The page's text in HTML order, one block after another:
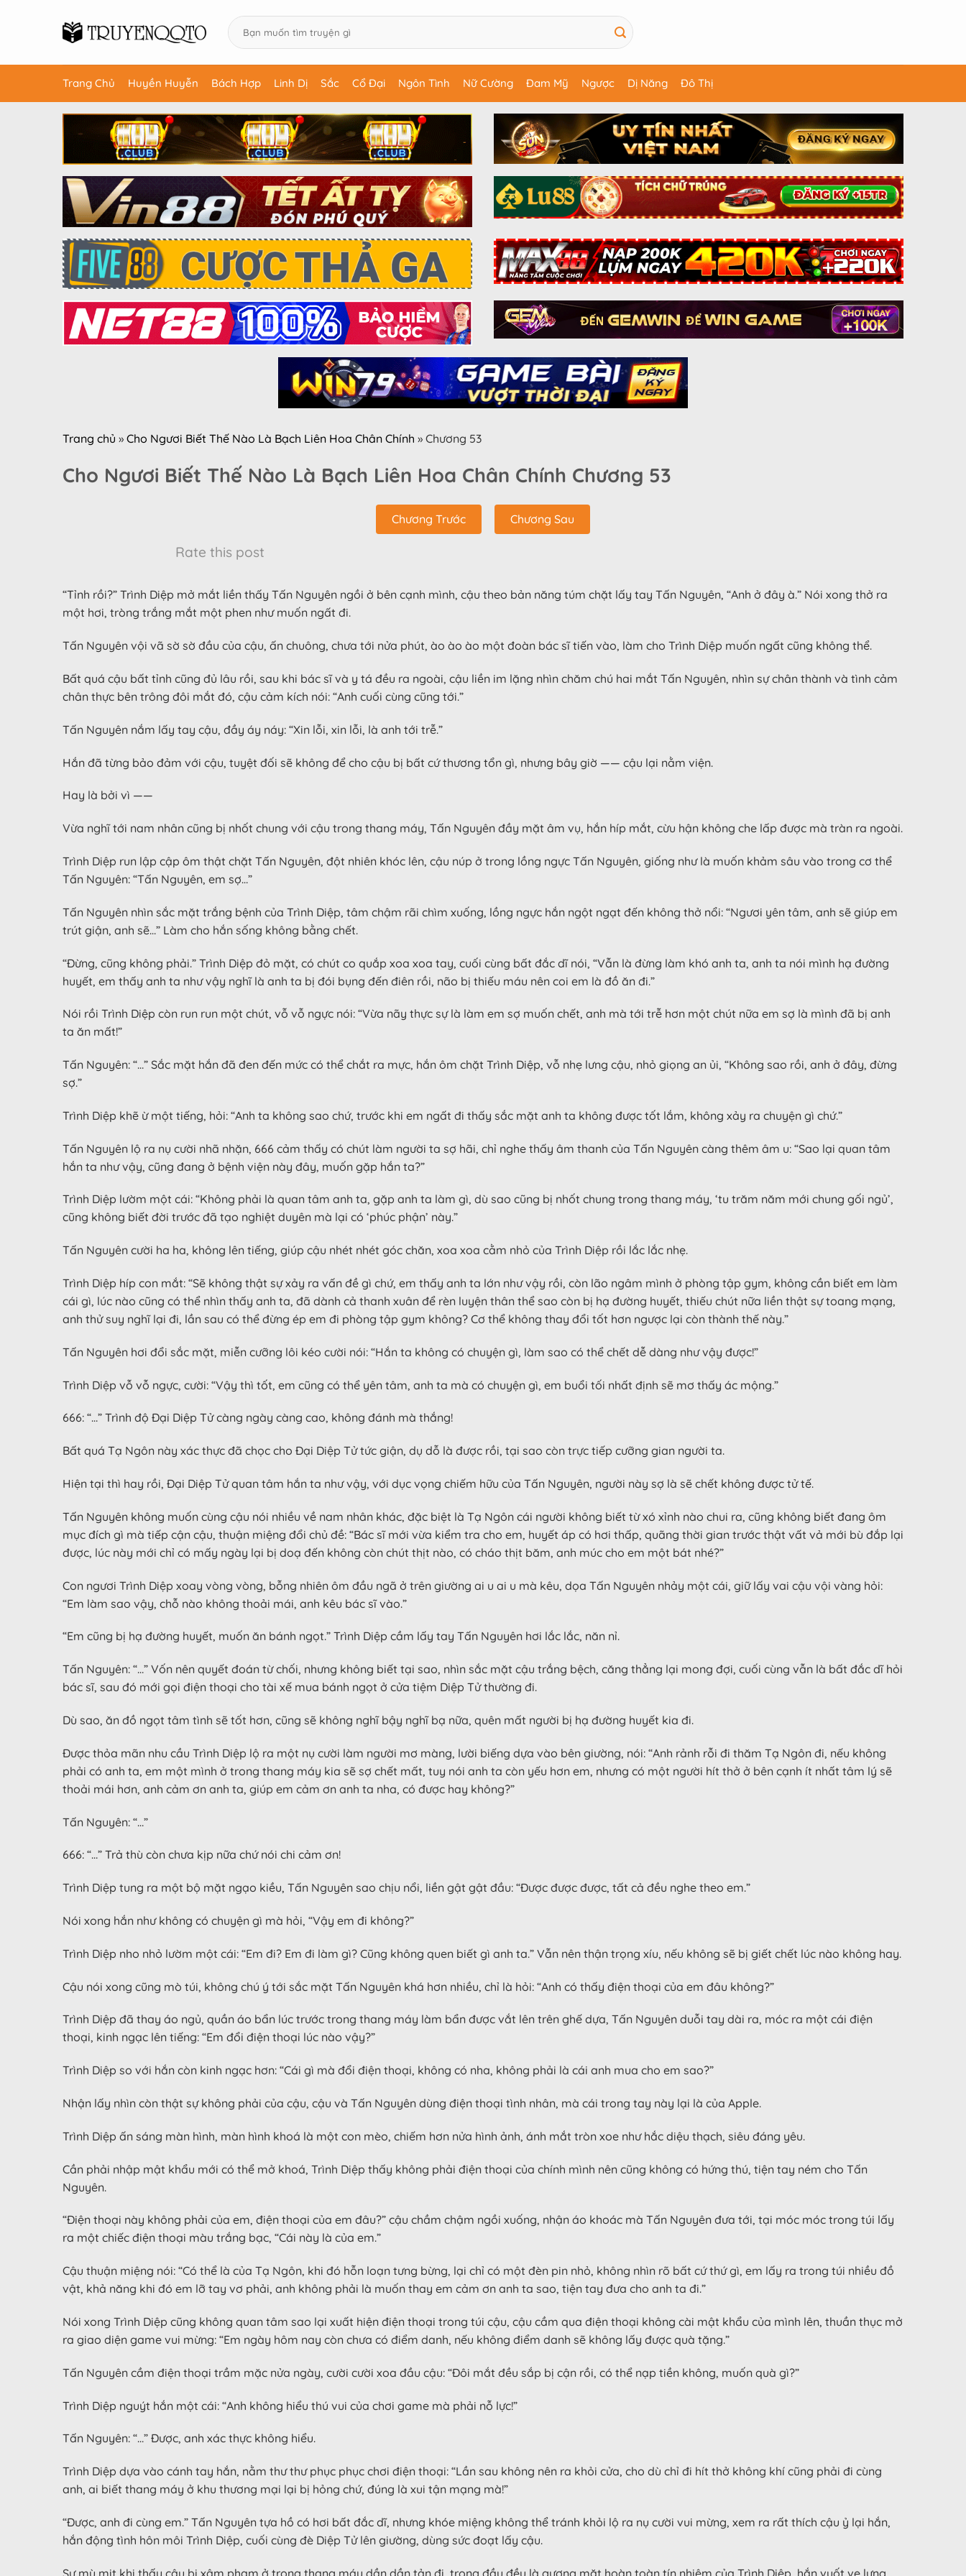
Trang Chủ Huyền Huyễn Bách Hợp Linh Dị Sắc Cổ Đại Ngôn Tình Nữ Cường Đam Mỹ Ngược Dị Năng Đô Thị
Trang chủ » Cho Ngươi Biết Thế Nào Là Bạch Liên Hoa Chân Chính » Chương 53
Cho Ngươi Biết Thế Nào Là Bạch Liên Hoa Chân Chính Chương 53
Chương Trước Chương Sau
Rate this post
“Tỉnh rồi?” Trình Diệp mở mắt liền thấy Tấn Nguyên ngồi ở bên cạnh mình, cậu theo bản năng túm chặt lấy tay Tấn Nguyên, “Anh ở đây à.” Nói xong thở ra
một hơi, tròng trắng mắt một phen như muốn ngất đi.
Tấn Nguyên vội vã sờ sờ đầu của cậu, ấn chuông, chưa tới nửa phút, ào ào ào một đoàn bác sĩ tiến vào, làm cho Trình Diệp muốn ngất cũng không thể.
Bất quá cậu bất tỉnh cũng đủ lâu rồi, sau khi bác sĩ và y tá đều ra ngoài, cậu liền im lặng nhìn chăm chú hai mắt Tấn Nguyên, nhìn sự chân thành và tình cảm
chân thực bên trông đôi mắt đó, cậu cảm kích nói: “Anh cuối cùng cũng tới.”
Tấn Nguyên nắm lấy tay cậu, đầy áy náy: “Xin lỗi, xin lỗi, là anh tới trễ.”
Hắn đã từng bảo đảm với cậu, tuyệt đối sẽ không để cho cậu bị bất cứ thương tổn gì, nhưng bây giờ —— cậu lại nằm viện.
Hay là bởi vì ——
Vừa nghĩ tới nam nhân cũng bị nhốt chung với cậu trong thang máy, Tấn Nguyên đầy mặt âm vụ, hắn híp mắt, cừu hận không che lấp được mà tràn ra ngoài.
Trình Diệp run lập cập ôm thật chặt Tấn Nguyên, đột nhiên khóc lên, cậu núp ở trong lồng ngực Tấn Nguyên, giống như là muốn khảm sâu vào trong cơ thể
Tấn Nguyên: “Tấn Nguyên, em sợ…”
Tấn Nguyên nhìn sắc mặt trắng bệnh của Trình Diệp, tâm chậm rãi chìm xuống, lồng ngực hắn ngột ngạt đến không thở nổi: “Ngươi yên tâm, anh sẽ giúp em
trút giận, anh sẽ…” Làm cho hắn sống không bằng chết.
“Đừng, cũng không phải.” Trình Diệp đỏ mặt, có chút co quắp xoa xoa tay, cuối cùng bất đắc dĩ nói, “Vẫn là đừng làm khó anh ta, anh ta nói mình hạ đường
huyết, em thấy anh ta như vậy nghĩ là anh ta bị đói bụng đến điên rồi, não bị thiếu máu nên coi em là đồ ăn đi.”
Nói rồi Trình Diệp còn run run một chút, vỗ vỗ ngực nói: “Vừa nãy thực sự là làm em sợ muốn chết, anh mà tới trễ hơn một chút nữa em sợ là mình đã bị anh
ta ăn mất!”
Tấn Nguyên: “…” Sắc mặt hắn đã đen đến mức có thể chắt ra mực, hắn ôm chặt Trình Diệp, vỗ nhẹ lưng cậu, nhỏ giọng an ủi, “Không sao rồi, anh ở đây, đừng
sợ.”
Trình Diệp khẽ ừ một tiếng, hỏi: “Anh ta không sao chứ, trước khi em ngất đi thấy sắc mặt anh ta không được tốt lắm, không xảy ra chuyện gì chứ.”
Tấn Nguyên lộ ra nụ cười nhã nhặn, 666 cảm thấy có chút làm người ta sợ hãi, chỉ nghe thấy âm thanh của Tấn Nguyên càng thêm âm u: “Sao lại quan tâm
hắn ta như vậy, cũng đang ở bệnh viện này đây, muốn gặp hắn ta?”
Trình Diệp lườm một cái: “Không phải là quan tâm anh ta, gặp anh ta làm gì, dù sao cũng bị nhốt chung trong thang máy, ‘tu trăm năm mới chung gối ngủ’,
cũng không biết đời trước đã tạo nghiệt duyên mà lại có ‘phúc phận’ này.”
Tấn Nguyên cười ha ha, không lên tiếng, giúp cậu nhét nhét góc chăn, xoa xoa cằm nhỏ của Trình Diệp rồi lắc lắc nhẹ.
Trình Diệp híp con mắt: “Sẽ không thật sự xảy ra vấn đề gì chứ, em thấy anh ta lớn như vậy rồi, còn lão ngâm mình ở phòng tập gym, không cần biết em làm
cái gì, lúc nào cũng có thể nhìn thấy anh ta, đã dành cả thanh xuân để rèn luyện thân thể sao còn bị hạ đường huyết, thiếu chút nữa liền thật sự toang mạng,
anh thử suy nghĩ lại đi, lần sau có thể đừng ép em đi phòng tập gym không? Cơ thể không thay đổi tốt hơn ngược lại còn thành thế này.”
Tấn Nguyên hơi đổi sắc mặt, miễn cưỡng lôi kéo cười nói: “Hắn ta không có chuyện gì, làm sao có thể chết dễ dàng như vậy được!”
Trình Diệp vỗ vỗ ngực, cười: “Vậy thì tốt, em cũng có thể yên tâm, anh ta mà có chuyện gì, em buổi tối nhất định sẽ mơ thấy ác mộng.”
666: “…” Trình độ Đại Diệp Tử càng ngày càng cao, không đánh mà thắng!
Bất quá Tạ Ngôn này xác thực đã chọc cho Đại Diệp Tử tức giận, dụ dỗ là được rồi, tại sao còn trực tiếp cưỡng gian người ta.
Hiện tại thì hay rồi, Đại Diệp Tử quan tâm hắn ta như vậy, với dục vọng chiếm hữu của Tấn Nguyên, người này sợ là sẽ chết không được tử tế.
Tấn Nguyên không muốn cùng cậu nói nhiều về nam nhân khác, đặc biệt là Tạ Ngôn cái người không biết từ xó xỉnh nào chui ra, cũng không biết đang ôm
mục đích gì mà tiếp cận cậu, thuận miệng đổi chủ đề: “Bác sĩ mới vừa kiểm tra cho em, huyết áp có hơi thấp, quãng thời gian trước thật vất vả mới bù đắp lại
được, lúc này mới chỉ có mấy ngày lại bị doạ đến không còn chút thịt nào, có cháo thịt băm, anh múc cho em một bát nhé?”
Con ngươi Trình Diệp xoay vòng vòng, bỗng nhiên ôm đầu ngã ở trên giường ai u ai u mà kêu, dọa Tấn Nguyên nhảy một cái, giữ lấy vai cậu vội vàng hỏi:
“Em làm sao vậy, chỗ nào không thoải mái, anh kêu bác sĩ vào.”
“Em cũng bị hạ đường huyết, muốn ăn bánh ngọt.” Trình Diệp cầm lấy tay Tấn Nguyên hơi lắc lắc, năn nỉ.
Tấn Nguyên: “…” Vốn nên quyết đoán từ chối, nhưng không biết tại sao, nhìn sắc mặt cậu trắng bệch, căng thẳng lại mong đợi, cuối cùng vẫn là bất đắc dĩ hỏi
bác sĩ, sau đó mới gọi điện thoại cho tài xế mua bánh ngọt ở cửa tiệm Diệp Tử thường đi.
Dù sao, ăn đồ ngọt tâm tình sẽ tốt hơn, cũng sẽ không nghĩ bậy nghĩ bạ nữa, quên mất người bị hạ đường huyết kia đi.
Được thỏa mãn nhu cầu Trình Diệp lộ ra một nụ cười làm người mơ màng, lười biếng dựa vào bên giường, nói: “Anh rảnh rỗi đi thăm Tạ Ngôn đi, nếu không
phải có anh ta, em một mình ở trong thang máy kia sẽ sợ chết mất, tuy nói anh ta còn yếu hơn em, nhưng có một người hít thở ở bên cạnh ít nhất tâm lý sẽ
thoải mái hơn, anh cảm ơn anh ta, giúp em cảm ơn anh ta nha, có được hay không?”
Tấn Nguyên: “…”
666: “…” Trả thù còn chưa kịp nữa chứ nói chi cảm ơn!
Trình Diệp tung ra một bộ mặt ngạo kiều, Tấn Nguyên sao chịu nổi, liền gật gật đầu: “Được được được, tất cả đều nghe theo em.”
Nói xong hắn như không có chuyện gì mà hỏi, “Vậy em đi không?”
Trình Diệp nho nhỏ lườm một cái: “Em đi? Em đi làm gì? Cũng không quen biết gì anh ta.” Vẫn nên thận trọng xíu, nếu không sẽ bị giết chết lúc nào không hay.
Cậu nói xong cũng mò túi, không chú ý tới sắc mặt Tấn Nguyên khá hơn nhiều, chỉ là hỏi: “Anh có thấy điện thoại của em đâu không?”
Trình Diệp đã thay áo ngủ, quần áo bẩn lúc trước trong thang máy làm bẩn được vắt lên trên ghế dựa, Tấn Nguyên duỗi tay dài ra, móc ra một cái điện
thoại, kinh ngạc lên tiếng: “Em đổi điện thoại lúc nào vậy?”
Trình Diệp so với hắn còn kinh ngạc hơn: “Cái gì mà đổi điện thoại, không có nha, không phải là cái anh mua cho em sao?”
Nhận lấy nhìn còn thật sự không phải của cậu, cậu và Tấn Nguyên dùng điện thoại tình nhân, mà cái trong tay này lại là của Apple.
Trình Diệp ấn sáng màn hình, màn hình khoá là một con mèo, chiếm hơn nửa hình ảnh, ánh mắt tròn xoe như hắc diệu thạch, siêu đáng yêu.
Cần phải nhập mật khẩu mới có thể mở khoá, Trình Diệp thấy không phải điện thoại của chính mình nên cũng không có hứng thú, tiện tay ném cho Tấn
Nguyên.
“Điện thoại này không phải của em, điện thoại của em đâu?” cậu chầm chậm ngồi xuống, nhận áo khoác mà Tấn Nguyên đưa tới, tại móc móc trong túi lấy
ra một chiếc điện thoại màu trắng bạc, “Cái này là của em.”
Cậu thuận miệng nói: “Có thể là của Tạ Ngôn, khi đó hỗn loạn tưng bừng, lại chỉ có một đèn pin nhỏ, không nhìn rõ bất cứ thứ gì, em lấy ra trong túi nhiều đồ
vật, khả năng khi đó em lỡ tay vơ phải, anh không phải là muốn thay em cảm ơn anh ta sao, tiện tay đưa cho anh ta đi.”
Nói xong Trình Diệp cũng không quan tâm sao lại xuất hiện điện thoại trong túi cậu, cậu cầm qua điện thoại không cài mật khẩu của mình lên, thuần thục mở
ra giao diện game vui mừng: “Em ngày hôm nay còn chưa có điểm danh, nếu không điểm danh sẽ không lấy được quà tặng.”
Tấn Nguyên cầm điện thoại trầm mặc nửa ngày, cười cười xoa đầu cậu: “Đôi mắt đều sắp bị cận rồi, có thể nạp tiền không, muốn quà gì?”
Trình Diệp nguýt hắn một cái: “Anh không hiểu thú vui của chơi game mà phải nỗ lực!”
Tấn Nguyên: “…” Được, anh xác thực không hiểu.
Trình Diệp dựa vào cánh tay hắn, nằm thư thư phục phục chơi điện thoại: “Lần sau không nên ra khỏi cửa, cho dù chỉ đi hít thở không khí cũng phải đi cùng
anh, ai biết thang máy ở khu thương mại lại bị hỏng chứ, đúng là xui tận mạng mà!”
“Được, anh đi cùng em.” Tấn Nguyên tựa hồ có hơi bất đắc dĩ, nhưng khóe miệng không thể tránh khỏi lộ ra nụ cười vui mừng, xem ra rất thích cậu ỷ lại hắn,
hắn động tình hôn môi Trình Diệp, cuối cùng đè Diệp Tử lên giường, dùng sức đoạt lấy cậu.
Sự mù mịt khi thấy cậu bị xâm phạm ở trong thang máy dần dần tản đi, trong đầu đều là gương mặt hoàn toàn tín nhiệm của Trình Diệp, hắn vuốt ve lưng